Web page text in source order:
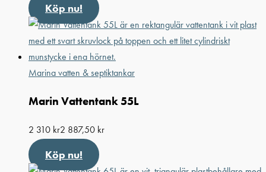
Köp nu!
Marina vatten & septiktankar
Marin Vattentank 55L
2 310 kr2 887,50 kr
Köp nu!